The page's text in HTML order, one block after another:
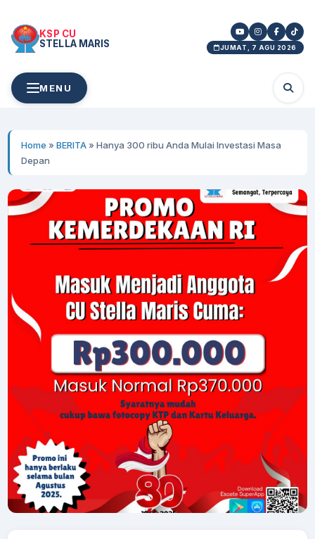
KSP CU
STELLA MARIS
JUMAT, 7 AGU 2026
MENU
Home »BERITA»Hanya 300 ribu Anda Mulai Investasi Masa
Depan